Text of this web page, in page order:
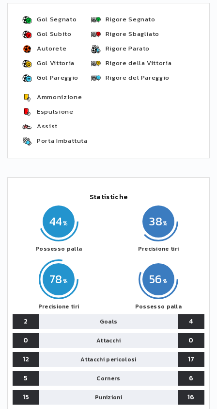
Gol Segnato
Gol Subito
Autorete
Gol Vittoria
Gol Pareggio
Rigore Segnato
Rigore Sbagliato
Rigore Parato
Rigore della Vittoria
Rigore del Pareggio
Ammonizione
Espulsione
Assist
Porta Imbattuta
Statistiche
44
Possesso palla
78
Precisione tiri
56
Possesso palla
38
Precisione tiri
2 Goals
4
0
Attacchi
0
12
Attacchi pericolosi
17
5
Corners
6
15
Punizioni 16